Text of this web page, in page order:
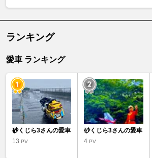
ランキング
愛車 ランキング
砂くじら3さんの愛車
13 PV
砂くじら3さんの愛車
4PV